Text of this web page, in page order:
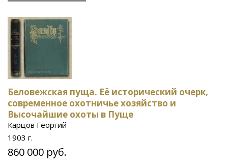
Беловежская пуща. Её исторический очерк,
современное охотничье хозяйство и
Высочайшие охоты в Пуще
Карцов Георгий
1903 г.
860 000 руб.